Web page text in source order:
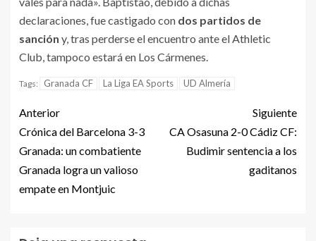
declaraciones, fue castigado con dos partidos de
sanción y, tras perderse el encuentro ante el Athletic
Club, tampoco estará en Los Cármenes.
Tags: Granada CF La Liga EA Sports UD Almería
Anterior
Crónica del Barcelona 3-3
Granada: un combatiente
Granada logra un valioso
empate en Montjuic
Siguiente
CA Osasuna 2-0 Cádiz CF:
Budimir sentencia a los
gaditanos